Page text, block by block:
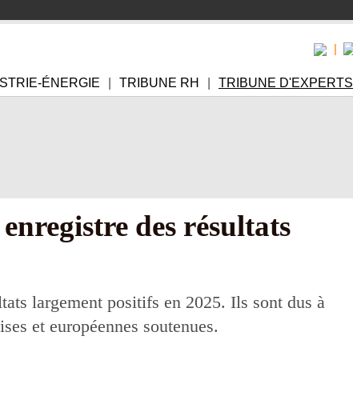
ÉNERGIE TRIBUNE RH TRIBUNE D'EXPERTS
des résultats
largement positifs en 2025. Ils sont dus à
et européennes soutenues.